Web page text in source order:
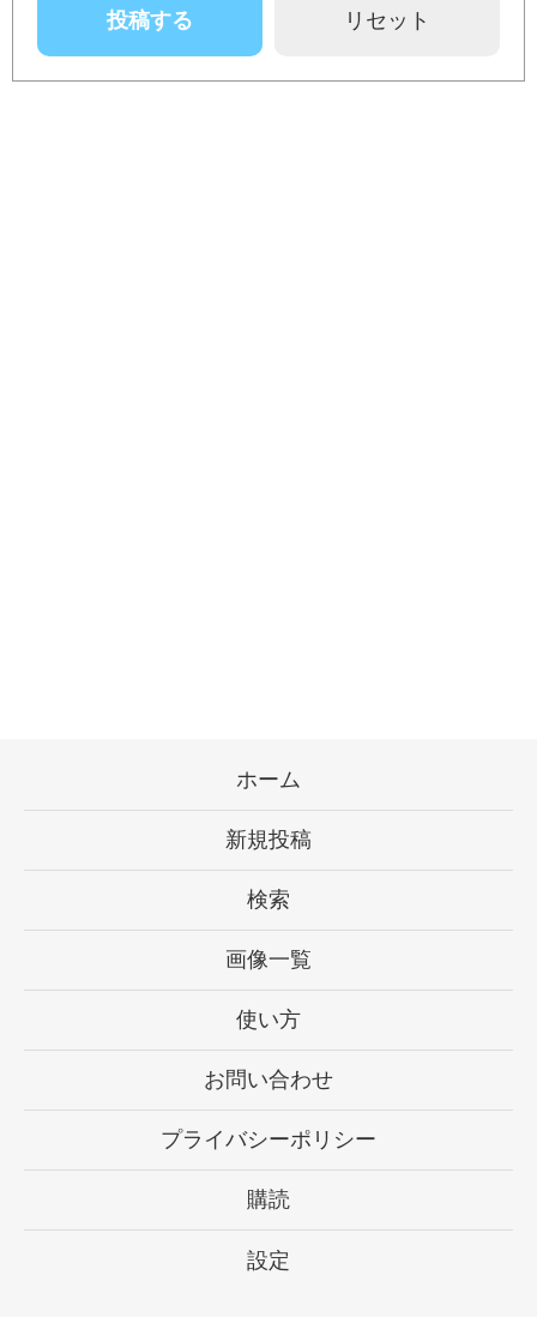
ホーム
新規投稿
検索
画像一覧
使い方
お問い合わせ
プライバシーポリシー
購読
設定